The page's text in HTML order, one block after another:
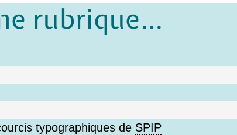
rubrique…
typographiques de SPIP